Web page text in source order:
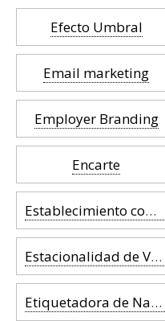
Efecto Umbral
Email marketing
Employer Branding
Encarte
Establecimiento comercial
Estacionalidad de Ventas
Etiquetadora de Navetes